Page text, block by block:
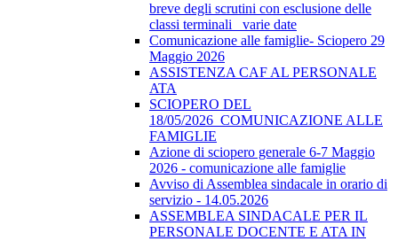
breve degli scrutini con esclusione delle
classi terminali_ varie date
Comunicazione alle famiglie- Sciopero 29
Maggio 2026
ASSISTENZA CAF AL PERSONALE
ATA
SCIOPERO DEL
18/05/2026_COMUNICAZIONE ALLE
FAMIGLIE
Azione di sciopero generale 6-7 Maggio
2026 - comunicazione alle famiglie
Avviso di Assemblea sindacale in orario di
servizio - 14.05.2026
ASSEMBLEA SINDACALE PER IL
PERSONALE DOCENTE E ATA IN